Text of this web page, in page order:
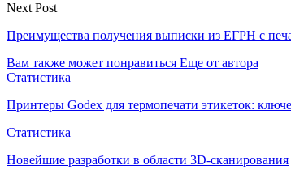
Next Post
Преимущества получения выписки из ЕГРН с
Вам также может понравиться Еще от автора
Статистика
Принтеры Godex для термопечати этикеток:
Статистика
Новейшие разработки в области 3D-сканирования